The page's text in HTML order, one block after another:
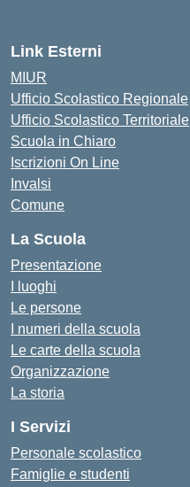
Link Esterni
MIUR
Ufficio Scolastico Regionale
Ufficio Scolastico Territoriale
Scuola in Chiaro
Iscrizioni On Line
Invalsi
Comune
La Scuola
Presentazione
I luoghi
Le persone
I numeri della scuola
Le carte della scuola
Organizzazione
La storia
I Servizi
Personale scolastico
Famiglie e studenti